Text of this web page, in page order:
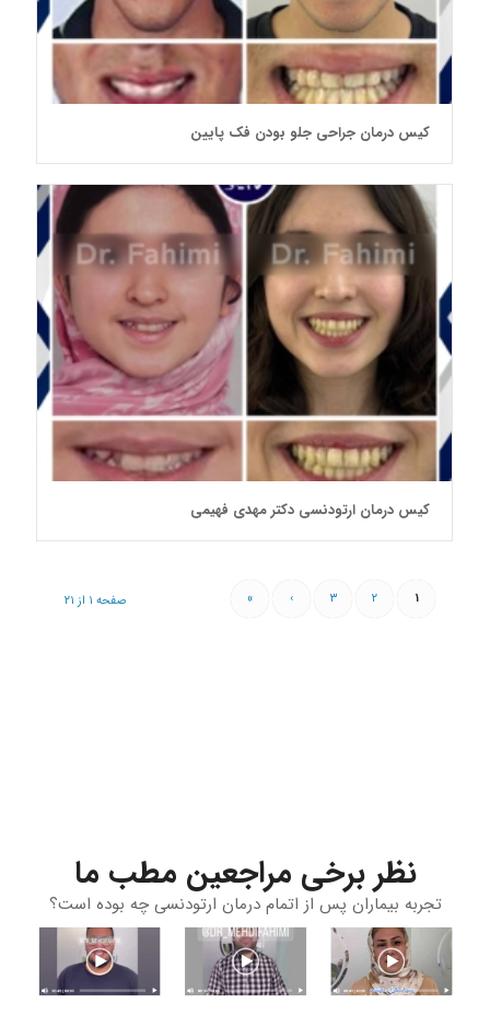
کیس درمان جراحی جلو بودن فک پایین
کیس درمان ارتودنسی دکتر مهدی فهیمی
صفحه ۱ از ۲۱ ۱ ۲ ۳ ›
»
نظر برخی مراجعین مطب ما
تجربه بیماران پس از اتمام درمان ارتودنسی چه بوده است؟